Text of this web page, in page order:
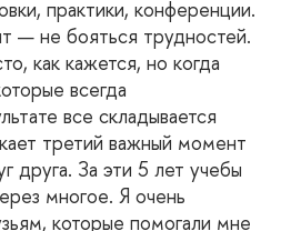
практики, конференции.
— не бояться трудностей.
как кажется, но когда
всегда
все складывается
третий важный момент
друга. За эти 5 лет учебы
многое. Я очень
которые помогали мне